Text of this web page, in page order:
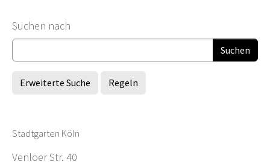
Suchformular
Suchen nach
Erweiterte Suche Regeln
Stadtgarten Köln
Venloer Str. 40